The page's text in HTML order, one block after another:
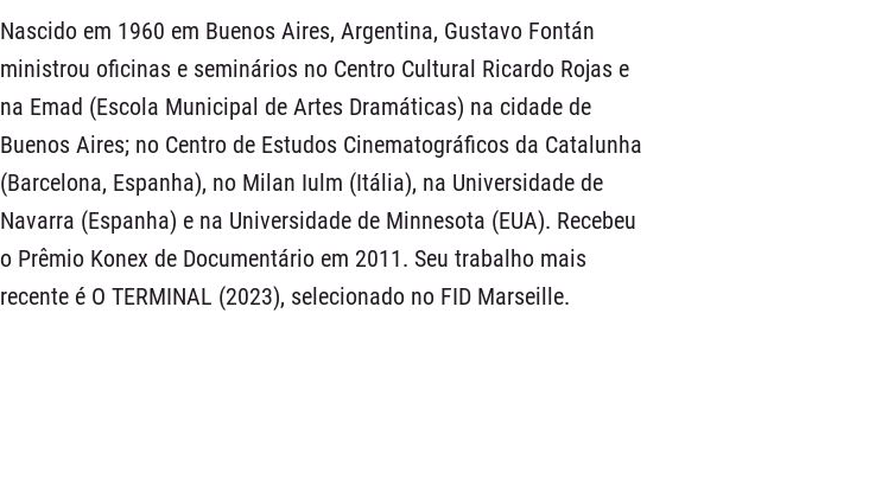
Nascido em 1960 em Buenos Aires, Argentina, Gustavo Fontán
ministrou oficinas e seminários no Centro Cultural Ricardo Rojas e
na Emad (Escola Municipal de Artes Dramáticas) na cidade de
Buenos Aires; no Centro de Estudos Cinematográficos da Catalunha
(Barcelona, Espanha), no Milan Iulm (Itália), na Universidade de
Navarra (Espanha) e na Universidade de Minnesota (EUA). Recebeu
o Prêmio Konex de Documentário em 2011. Seu trabalho mais
recente é O TERMINAL (2023), selecionado no FID Marseille.